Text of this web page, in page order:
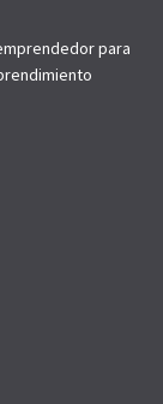
para